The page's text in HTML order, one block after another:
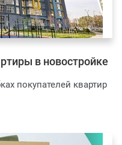
в новостройке
покупателей квартир